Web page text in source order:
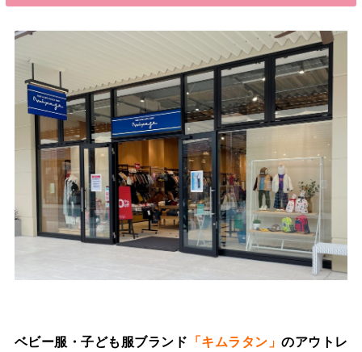
ベビー服・子ども服ブランド 「キムラタン」のアウトレ